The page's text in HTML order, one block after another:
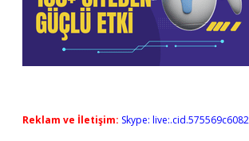
Reklam ve İletişim: Skype: